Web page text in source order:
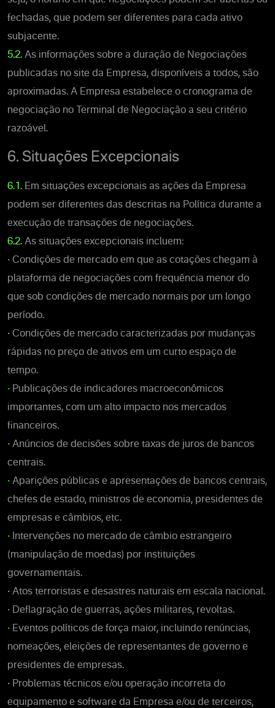
fechadas, que podem ser diferentes para cada ativo
subjacente.
5.2. As informações sobre a duração de Negociações
publicadas no site da Empresa, disponíveis a todos, são
aproximadas. A Empresa estabelece o cronograma de
negociação no Terminal de Negociação a seu critério
razoável.
6. Situações Excepcionais
6.1. Em situações excepcionais as ações da Empresa
podem ser diferentes das descritas na Política durante a
execução de transações de negociações.
6.2. As situações excepcionais incluem:
• Condições de mercado em que as cotações chegam à
plataforma de negociações com frequência menor do
que sob condições de mercado normais por um longo
período.
• Condições de mercado caracterizadas por mudanças
rápidas no preço de ativos em um curto espaço de
tempo.
• Publicações de indicadores macroeconômicos
importantes, com um alto impacto nos mercados
financeiros.
• Anúncios de decisões sobre taxas de juros de bancos
centrais.
• Aparições públicas e apresentações de bancos centrais,
chefes de estado, ministros de economia, presidentes de
empresas e câmbios, etc.
• Intervenções no mercado de câmbio estrangeiro
(manipulação de moedas) por instituições
governamentais.
• Atos terroristas e desastres naturais em escala nacional.
• Deflagração de guerras, ações militares, revoltas.
• Eventos políticos de força maior, incluindo renúncias,
nomeações, eleições de representantes de governo e
presidentes de empresas.
• Problemas técnicos e/ou operação incorreta do
equipamento e software da Empresa e/ou de terceiros,